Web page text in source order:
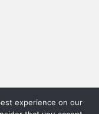
experience on our